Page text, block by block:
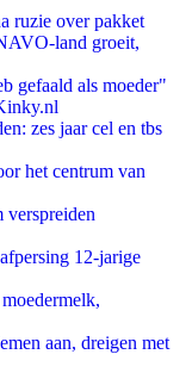
ruzie over pakket
land groeit,
gefaald als moeder"
zes jaar cel en tbs
het centrum van
12-jarige
aan, dreigen met